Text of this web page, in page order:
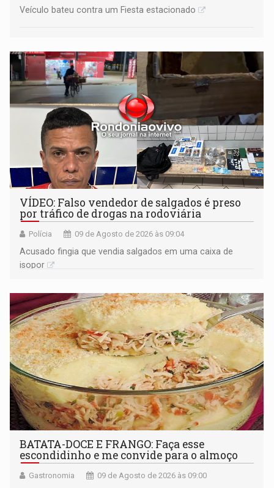
Veículo bateu contra um Fiesta estacionado
VÍDEO: Falso vendedor de salgados é preso
por tráfico de drogas na rodoviária
Polícia 09 de Agosto de 2026 às 09:04
Acusado fingia que vendia salgados em uma caixa de
isopor
BATATA-DOCE E FRANGO: Faça esse
escondidinho e me convide para o almoço
Gastronomia 09 de Agosto de 2026 às 09:00